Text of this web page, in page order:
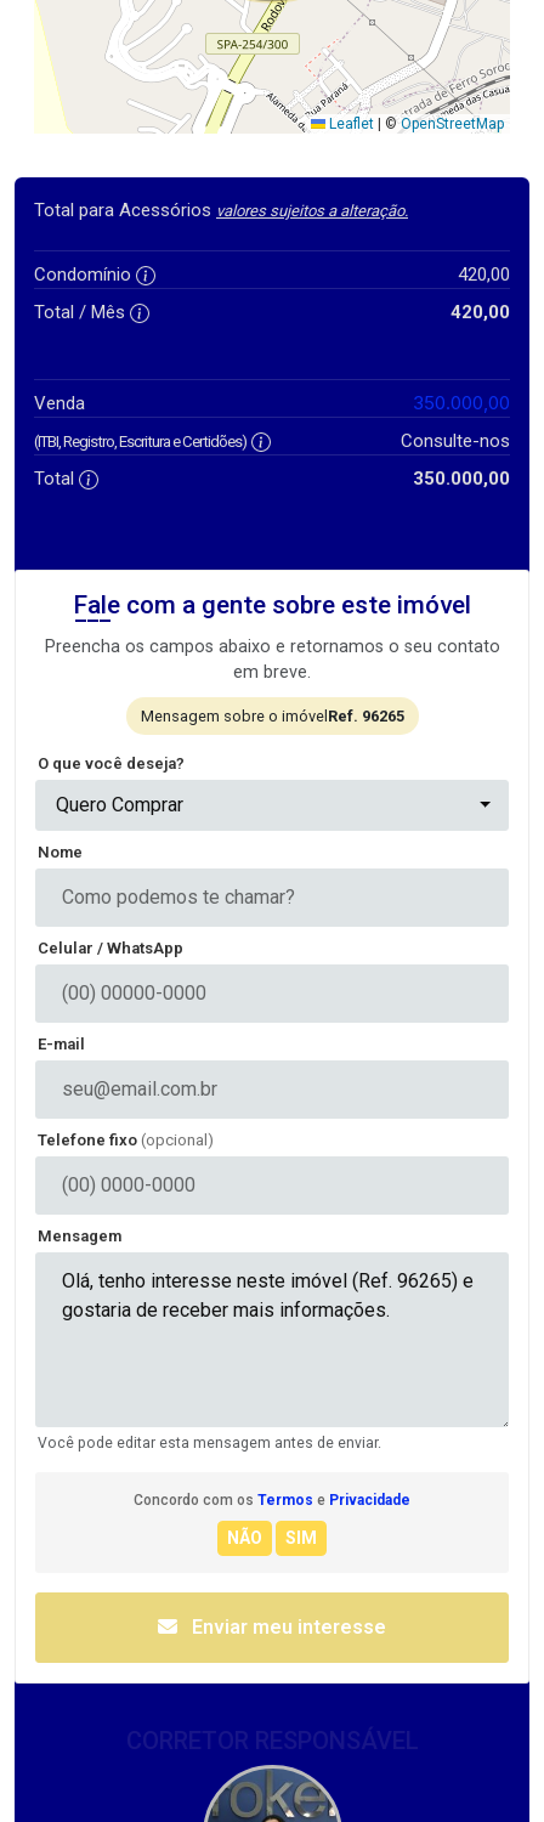
Leaflet ©OpenStreetMap
Total para Acessórios valores sujeitos a alteração.
Condomínio
420,00
Total / Mês
420,00
Venda 350.000,00
(ITBI, Registro, Escritura e Certidões)
Consulte-nos
Total
350.000,00
Fale com a gente sobre este imóvel
Preencha os campos abaixo e retornamos o seu contato
em breve.
Mensagem sobre o imóvel Ref. 96265
O que você deseja?
Quero Comprar
Nome
Celular / WhatsApp
E-mail
Telefone fixo (opcional)
Mensagem
Você pode editar esta mensagem antes de enviar.
Concordo com os Termos e Privacidade
Enviar meu interesse